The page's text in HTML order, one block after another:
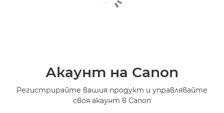
Акаунт на Canon
Регистрирайте вашия продукт и управлявайте
своя акаунт в Canon